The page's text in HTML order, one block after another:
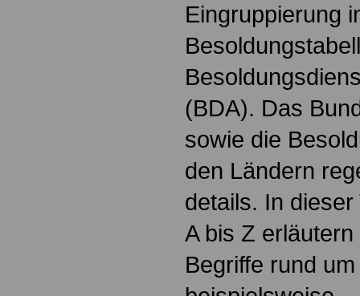
Eingruppierung
(BDA). Das
sowie die
den Ländern
details. In
A bis Z
Begriffe rund